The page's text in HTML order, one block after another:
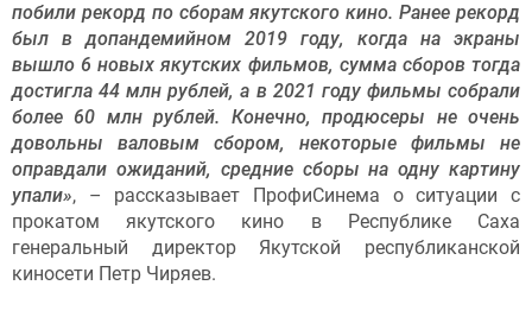
побили рекорд по сборам якутского кино. Ранее рекорд
был в допандемийном 2019 году, когда на экраны
вышло 6 новых якутских фильмов, сумма сборов тогда
достигла 44 млн рублей, а в 2021 году фильмы собрали
более 60 млн рублей. Конечно, продюсеры не очень
довольны валовым сбором, некоторые фильмы не
оправдали ожиданий, средние сборы на одну картину
упали», – рассказывает ПрофиСинема о ситуации с
прокатом якутского кино в Республике Саха
генеральный директор Якутской республиканской
киносети Петр Чиряев.